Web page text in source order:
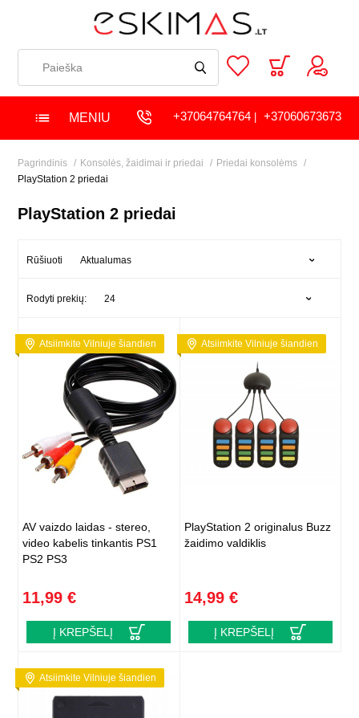
MENIU +37064764764| +37060673673
Pagrindinis Konsolės, žaidimai ir priedai
Priedai konsolėms
PlayStation 2 priedai
PlayStation 2 priedai
Rūšiuoti Aktualumas
Rodyti prekių: 24
Atsiimkite Vilniuje šiandien
AV vaizdo laidas - stereo,
video kabelis tinkantis PS1
PS2 PS3
11,99 €
Į KREPŠELĮ
Atsiimkite Vilniuje šiandien
PlayStation 2 originalus Buzz
žaidimo valdiklis
14,99 €
Į KREPŠELĮ
Atsiimkite Vilniuje šiandien